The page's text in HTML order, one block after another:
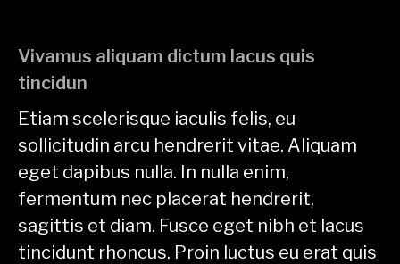
Vivamus aliquam dictum lacus quis
tincidun
Etiam scelerisque iaculis felis, eu
sollicitudin arcu hendrerit vitae. Aliquam
eget dapibus nulla. In nulla enim,
fermentum nec placerat hendrerit,
sagittis et diam. Fusce eget nibh et lacus
tincidunt rhoncus. Proin luctus eu erat quis